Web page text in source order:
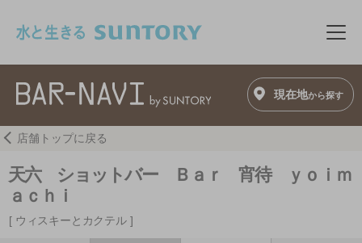
メ
現在地から探す
店舗トップに戻る
天六 ショットバー Ｂａｒ 宵待 ｙｏｉｍ
ａｃｈｉ
ウィスキーとカクテル